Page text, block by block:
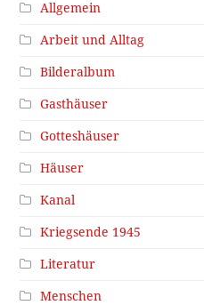
Allgemein
Arbeit und Alltag
Bilderalbum
Gasthäuser
Gotteshäuser
Häuser
Kanal
Kriegsende 1945
Literatur
Menschen